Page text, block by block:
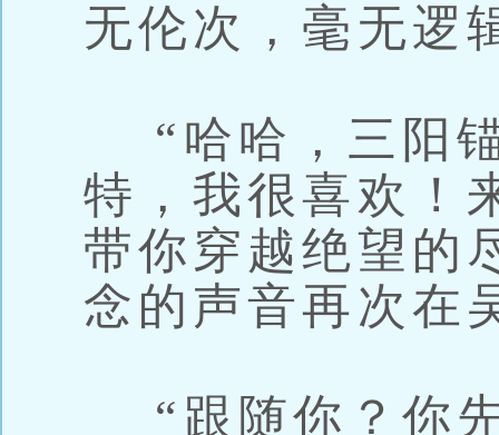
无伦次，毫无逻
“哈哈，三阳
特，我很喜欢！
带你穿越绝望的
念的声音再次在
“跟随你？你